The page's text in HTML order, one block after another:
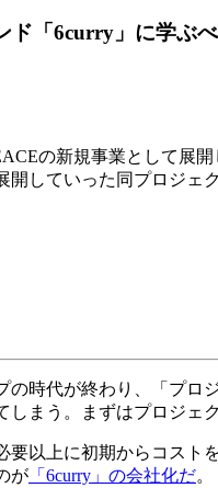
ド「6curry」に学ぶ
の新規事業として展
開していった同プロジェ
の時代が終わり、「プ
しまう。まずはプロジェ
要以上に初期からコスト
が 「6curry」の会社化だ。